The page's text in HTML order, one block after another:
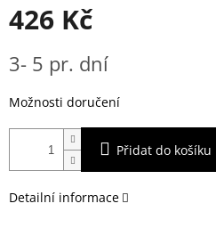
426 Kč
cena:
3- 5 pr. dní
Možnosti doručení
Přidat do košíku
Detailní informace